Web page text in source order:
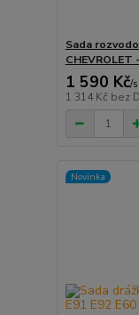
Sada
CHEVROLET
1 590 Kč/
1 314 Kč bez
Novinka